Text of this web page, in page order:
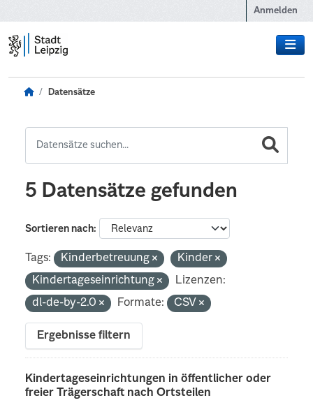
Anmelden
Datensätze
5 Datensätze gefunden
Sortieren nach
Tags: Kinderbetreuung
Kinder
Kindertageseinrichtung
Lizenzen:
dl-de-by-2.0
Formate: CSV
Ergebnisse filtern
Kindertageseinrichtungen in öffentlicher oder
freier Trägerschaft nach Ortsteilen